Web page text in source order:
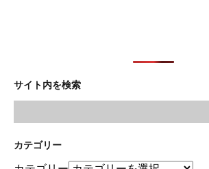
サイト内を検索
カテゴリー